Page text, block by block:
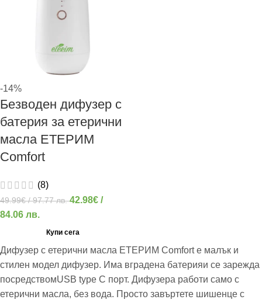
-14%
Безводен дифузер с
батерия за етерични
масла ЕТЕРИМ
Comfort
(8)
49.99€/ 97.77 лв.42.98€ /
84.06 лв.
Купи сега
Дифузер с етерични масла ЕТЕРИМ Comfort е малък и
стилен модел дифузер. Има вградена батерияи се зарежда
посредствомUSB type C порт. Дифузера работи само с
етерични масла, без вода. Просто завъртете шишенце с